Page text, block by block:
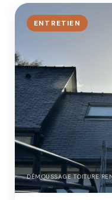
ENTRETIEN
DÉMOUSSAGE TOITURE